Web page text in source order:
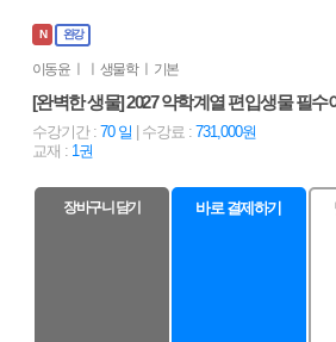
N 완강
이동윤 ㅣ ㅣ 생물학 ㅣ 기본
[완벽한 생물] 2027 약학계열 편입생물 필수
수강기간 : 70 일 | 수강료 : 731,000원
교재 : 1권
장바구니 담기 바로 결제하기